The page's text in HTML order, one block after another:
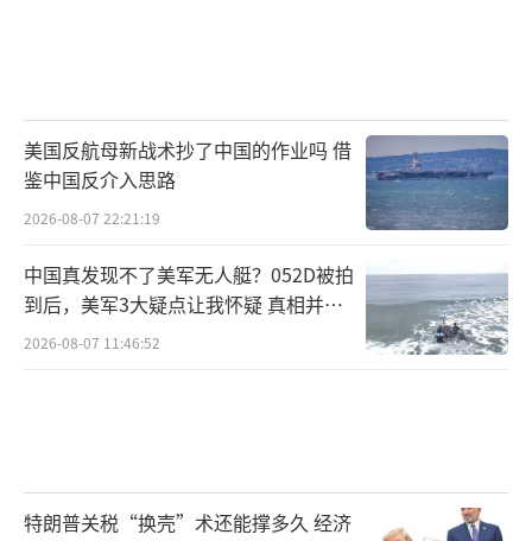
军基地举行的仪式，迎接在冲突中牺牲的六名
美军士兵的遗体。特朗普头戴印有“USA”字
样的白色棒球帽，神情凝重地向覆盖着国旗的
棺木敬礼。白宫表示，这是自美伊冲突爆发以
来，首次举行此类遗体迎接仪式。
伊朗方面也在为长期作战做准备。伊朗最
高国家安全委员会秘书拉里贾尼向外界表
投降”是“幻想”，伊朗绝不会投降。
美国反航母新战术抄了中国的作业吗 借
鉴中国反介入思路
2026-08-07 22:21:19
中国真发现不了美军无人艇？052D被拍
到后，美军3大疑点让我怀疑 真相并非
如此
2026-08-07 11:46:52
特朗普关税“换壳”术还能撑多久 经济